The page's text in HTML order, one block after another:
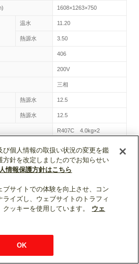
1608×1263×750
温水 11.20
熱源水 3.50
406
200V
三相
熱源水 12.5
熱源水 12.5
R407C 4.0kg×2
P650A トップへ
ページトップへ戻る
ト利用規約
お問い合わせ
び個人情報の取扱い状況の変更を鑑
方針を改定しましたのでお知らせい
情報保護方針はこちら
ブサイトでの体験を向上させ、コン
ライズし、ウェブサイトのトラフィ
ッキーを使用しています。
ウェ
OK